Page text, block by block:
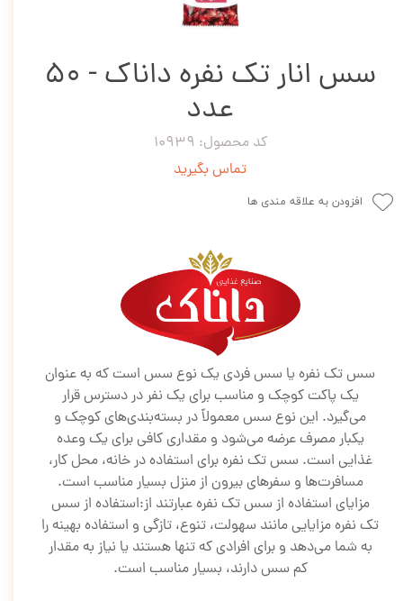
سس انار تک نفره داناک - 50
عدد
کد محصول: 10939
تماس بگیرید
افزودن به علاقه مندی ها
سس تک نفره یا سس فردی یک نوع سس است که به عنوان
یک پاکت کوچک و مناسب برای یک نفر در دسترس قرار
می‌گیرد. این نوع سس معمولاً در بسته‌بندی‌های کوچک و
یکبار مصرف عرضه می‌شود و مقداری کافی برای یک وعده
غذایی است. سس تک نفره برای استفاده در خانه، محل کار،
مسافرت‌ها و سفرهای بیرون از منزل بسیار مناسب است.
مزایای استفاده از سس تک نفره عبارتند از:استفاده از سس
تک نفره مزایایی مانند سهولت، تنوع، تازگی و استفاده بهینه را
به شما می‌دهد و برای افرادی که تنها هستند یا نیاز به مقدار
کم سس دارند، بسیار مناسب است.